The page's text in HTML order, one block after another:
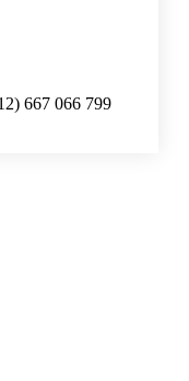
667 066 799